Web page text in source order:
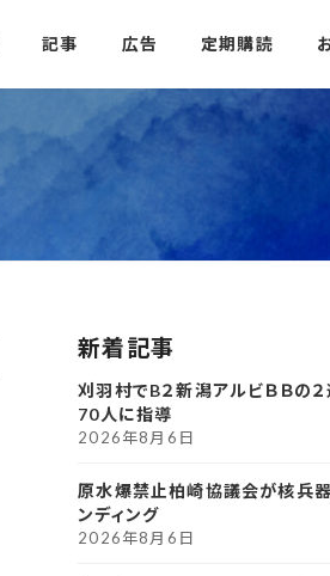
記事 広告 定期購読
新着記事
刈羽村でB２新潟アルビＢＢの
70人に指導
2026年8月6日
原水爆禁止柏崎協議会が核兵
ンディング
2026年8月6日